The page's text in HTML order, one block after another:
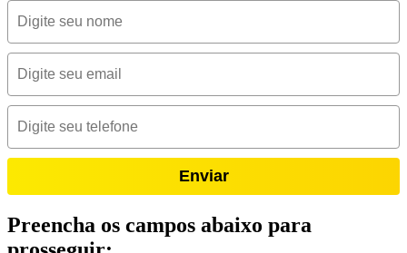
Enviar
Preencha os campos abaixo para